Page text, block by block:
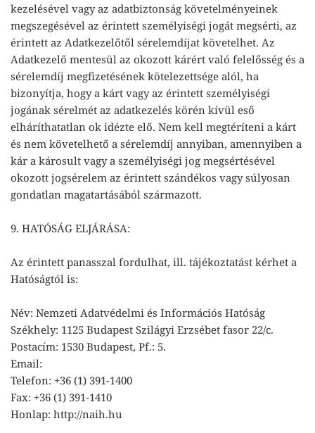
kezelésével vagy az adatbiztonság követelményeinek
megszegésével az érintett személyiségi jogát megsérti, az
érintett az Adatkezelőtől sérelemdíjat követelhet. Az
Adatkezelő mentesül az okozott kárért való felelősség és a
sérelemdíj megfizetésének kötelezettsége alól, ha
bizonyítja, hogy a kárt vagy az érintett személyiségi
jogának sérelmét az adatkezelés körén kívül eső
elháríthatatlan ok idézte elő. Nem kell megtéríteni a kárt
és nem követelhető a sérelemdíj annyiban, amennyiben a
kár a károsult vagy a személyiségi jog megsértésével
okozott jogsérelem az érintett szándékos vagy súlyosan
gondatlan magatartásából származott.
9. HATÓSÁG ELJÁRÁSA:
Az érintett panasszal fordulhat, ill. tájékoztatást kérhet a
Hatóságtól is:
Név: Nemzeti Adatvédelmi és Információs Hatóság
Székhely: 1125 Budapest Szilágyi Erzsébet fasor 22/c.
Postacím: 1530 Budapest, Pf.: 5.
Email:
Telefon: +36 (1) 391-1400
Fax: +36 (1) 391-1410
Honlap: http://naih.hu